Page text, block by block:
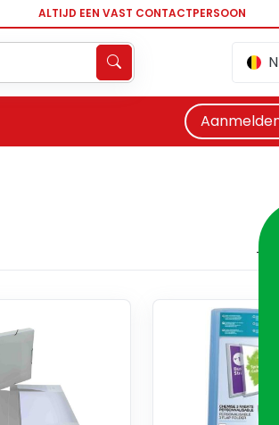
ALTIJD EEN VAST CONTACTPERSOON